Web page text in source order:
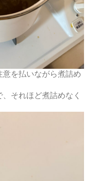
を払いながら煮詰め
それほど煮詰めなく